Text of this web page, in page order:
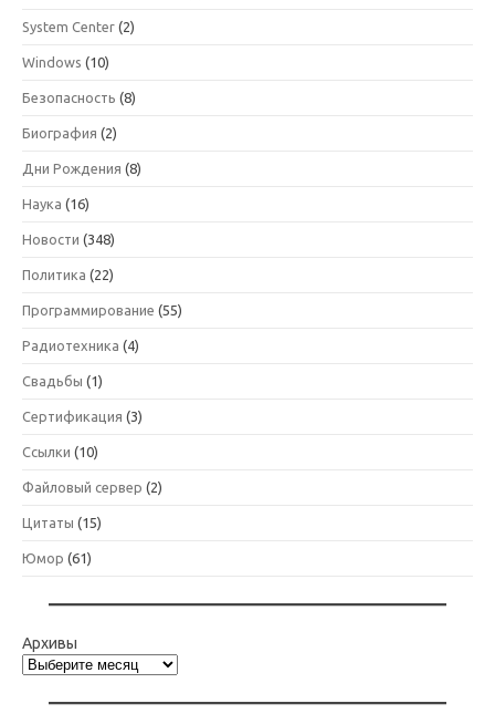
System Center (2)
Windows (10)
Безопасность (8)
Биография (2)
Дни Рождения (8)
Наука (16)
Новости (348)
Политика (22)
Программирование (55)
Радиотехника (4)
Свадьбы (1)
Сертификация (3)
Ссылки (10)
Файловый сервер (2)
Цитаты (15)
Юмор (61)
Архивы